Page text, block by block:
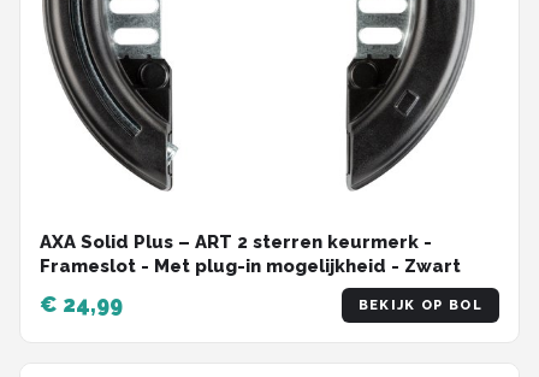
AXA Solid Plus – ART 2 sterren keurmerk -
Frameslot - Met plug-in mogelijkheid - Zwart
€ 24,99 BEKIJK OP BOL